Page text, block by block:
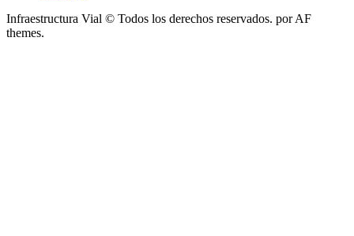
Infraestructura Vial © Todos los derechos reservados. por AF
themes.